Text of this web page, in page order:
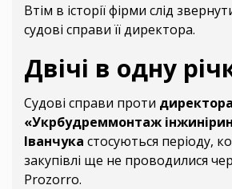
Втім в історії фірми слід
судові справи її директора.
Двічі в одну
Судові справи проти директора
«Укрбудреммонтаж
Іванчука стосуються періоду,
закупівлі ще не проводилися
Prozorro.